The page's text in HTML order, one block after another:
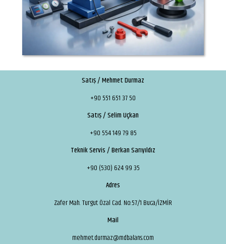
Satış / Mehmet Durmaz
+90 551 651 37 50
Satış / Selim Uçkan
+90 554 149 79 85
Teknik Servis / Berkan Sarıyıldız
+90 (530) 624 99 35
Adres
Zafer Mah. Turgut Özal Cad. No:57/1 Buca/İZMİR
Mail
mehmet.durmaz@mdbalans.com